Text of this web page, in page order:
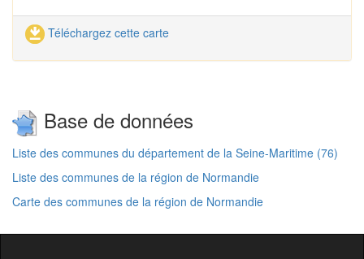
Téléchargez cette carte
Base de données
Liste des communes du département de la Seine-Maritime (76)
Liste des communes de la région de Normandie
Carte des communes de la région de Normandie